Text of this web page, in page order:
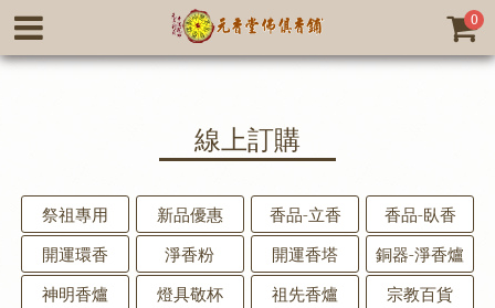
0
線上訂購
祭祖專用 新品優惠 香品-立香
香品-臥香
開運環香
淨香粉 開運香塔
銅器-淨香爐
神明香爐
燈具敬杯 祖先香爐
宗教百貨